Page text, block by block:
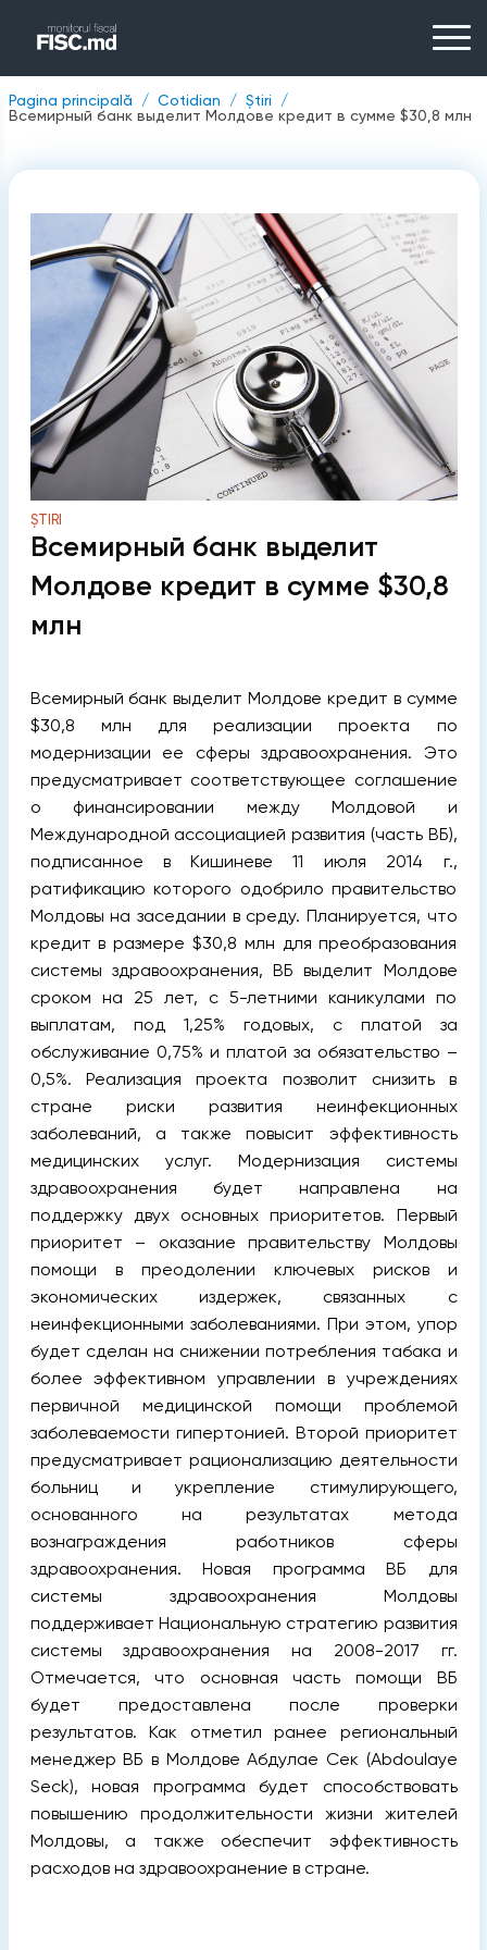
Pagina principală Cotidian
Știri
Всемирный банк выделит Молдове кредит в сумме $30,8 млн
ȘTIRI
Всемирный банк выделит
Молдове кредит в сумме $30,8
млн
Всемирный банк выделит Молдове кредит в сумме
$30,8 млн для реализации проекта по
модернизации ее сферы здравоохранения. Это
предусматривает соответствующее соглашение
о финансировании между Молдовой и
Международной ассоциацией развития (часть ВБ),
подписанное в Кишиневе 11 июля 2014 г.,
ратификацию которого одобрило правительство
Молдовы на заседании в среду. Планируется, что
кредит в размере $30,8 млн для преобразования
системы здравоохранения, ВБ выделит Молдове
сроком на 25 лет, с 5-летними каникулами по
выплатам, под 1,25% годовых, с платой за
обслуживание 0,75% и платой за обязательство –
0,5%. Реализация проекта позволит снизить в
стране риски развития неинфекционных
заболеваний, а также повысит эффективность
медицинских услуг. Модернизация системы
здравоохранения будет направлена на
поддержку двух основных приоритетов. Первый
приоритет – оказание правительству Молдовы
помощи в преодолении ключевых рисков и
экономических издержек, связанных с
неинфекционными заболеваниями. При этом, упор
будет сделан на снижении потребления табака и
более эффективном управлении в учреждениях
первичной медицинской помощи проблемой
заболеваемости гипертонией. Второй приоритет
предусматривает рационализацию деятельности
больниц и укрепление стимулирующего,
основанного на результатах метода
вознаграждения работников сферы
здравоохранения. Новая программа ВБ для
системы здравоохранения Молдовы
поддерживает Национальную стратегию развития
системы здравоохранения на 2008-2017 гг.
Отмечается, что основная часть помощи ВБ
будет предоставлена после проверки
результатов. Как отметил ранее региональный
менеджер ВБ в Молдове Абдулае Сек (Abdoulaye
Seck), новая программа будет способствовать
повышению продолжительности жизни жителей
Молдовы, а также обеспечит эффективность
расходов на здравоохранение в стране.